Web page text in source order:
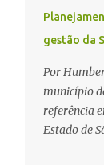
todos os
respondeu
médicos da
gestão da
Por
município
referência
Estado de